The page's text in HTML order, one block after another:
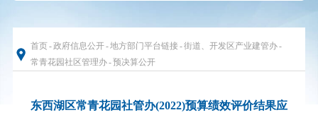
首页-政府信息公开-地方部门平台链接-街道、开发区产业建管办-
常青花园社区管理办-预决算公开
东西湖区常青花园社管办(2022)预算绩效评价结果应